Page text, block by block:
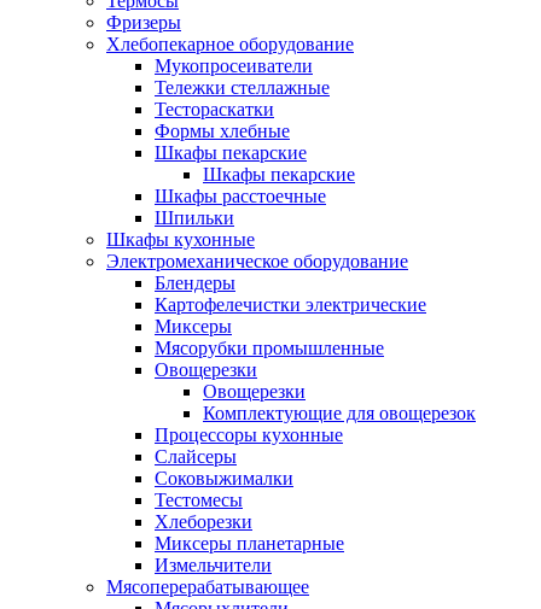
Фризеры
Хлебопекарное оборудование
Мукопросеиватели
Тележки стеллажные
Тестораскатки
Формы хлебные
Шкафы пекарские
Шкафы пекарские
Шкафы расстоечные
Шпильки
Шкафы кухонные
Электромеханическое оборудование
Блендеры
Картофелечистки электрические
Миксеры
Мясорубки промышленные
Овощерезки
Овощерезки
Комплектующие для овощерезок
Процессоры кухонные
Слайсеры
Соковыжималки
Тестомесы
Хлеборезки
Миксеры планетарные
Измельчители
Мясоперерабатывающее